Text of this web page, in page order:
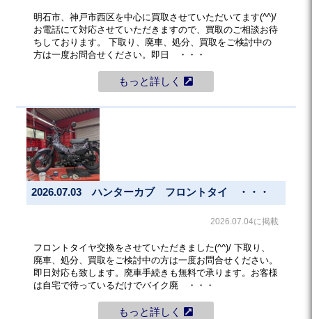
明石市、神戸市西区を中心に買取させていただいてます(^^)/
お電話にて対応させていただきますので、買取のご相談お待
ちしております。 下取り、廃車、処分、買取をご検討中の
方は一度お問合せください。即日 ・・・
もっと詳しく
2026.07.03 ハンターカブ フロントタイ ・・・
2026.07.04に掲載
フロントタイヤ交換をさせていただきました(^^)/ 下取り、
廃車、処分、買取をご検討中の方は一度お問合せください。
即日対応も致します。廃車手続きも無料で承ります。お客様
は自宅で待っているだけでバイク廃 ・・・
もっと詳しく